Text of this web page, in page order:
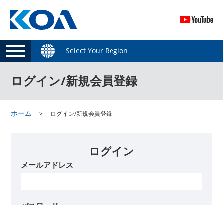
Select Your Region
ログイン/新規会員登録
ホーム ログイン/新規会員登録
ログイン
メールアドレス